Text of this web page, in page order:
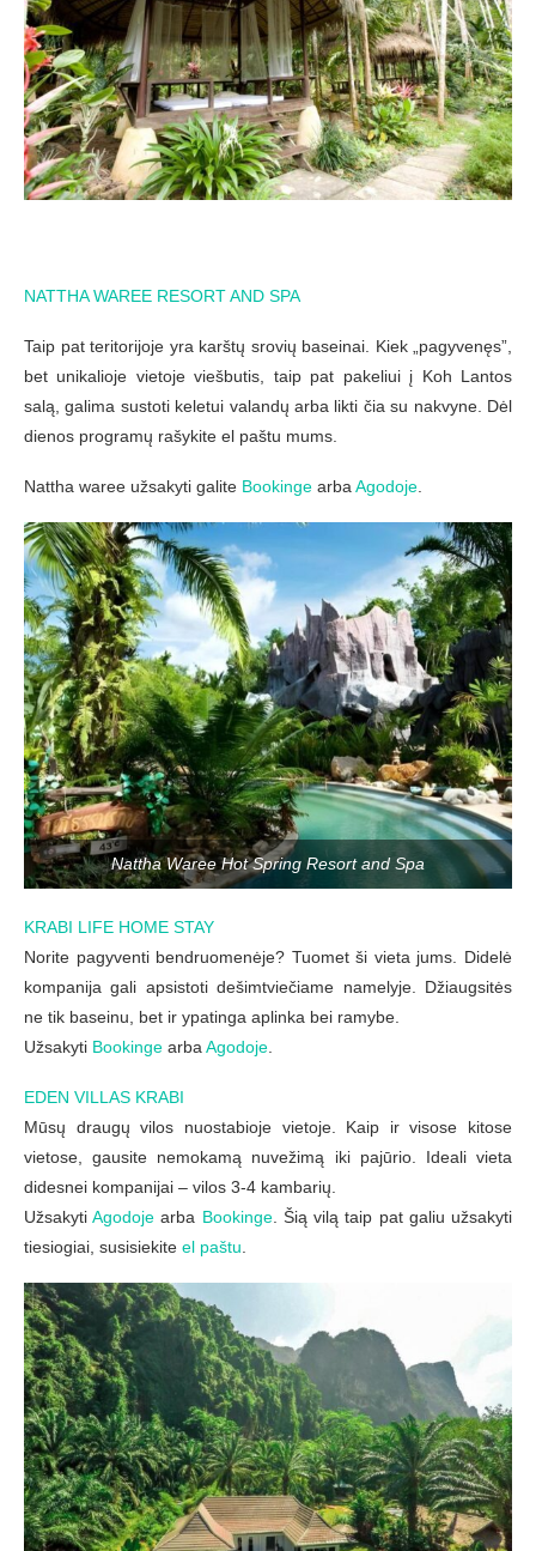
NATTHA WAREE RESORT AND SPA
Taip pat teritorijoje yra karštų srovių baseinai. Kiek „pagyvenęs”,
bet unikalioje vietoje viešbutis, taip pat pakeliui į Koh Lantos
salą, galima sustoti keletui valandų arba likti čia su nakvyne. Dėl
dienos programų rašykite el paštu mums.
Nattha waree užsakyti galite Bookinge arbaAgodoje.
Nattha Waree Hot Spring Resort and Spa
KRABI LIFE HOME STAY
Norite pagyventi bendruomenėje? Tuomet ši vieta jums. Didelė
kompanija gali apsistoti dešimtviečiame namelyje. Džiaugsitės
ne tik baseinu, bet ir ypatinga aplinka bei ramybe.
Užsakyti Bookinge arbaAgodoje.
EDEN VILLAS KRABI
Mūsų draugų vilos nuostabioje vietoje. Kaip ir visose kitose
vietose, gausite nemokamą nuvežimą iki pajūrio. Ideali vieta
didesnei kompanijai – vilos 3-4 kambarių.
UžsakytiAgodojearba Bookinge. Šią vilą taip pat galiu užsakyti
tiesiogiai, susisiekite el paštu.